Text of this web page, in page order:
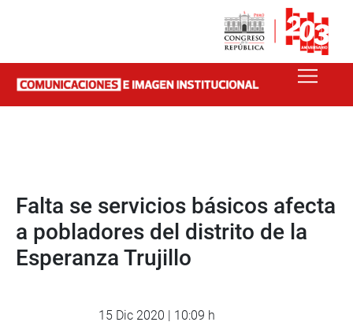
Falta se servicios básicos afecta
a pobladores del distrito de la
Esperanza Trujillo
15 Dic 2020 | 10:09 h